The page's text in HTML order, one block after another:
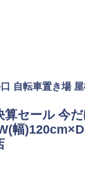
自転車置き場
セール 今だ
幅